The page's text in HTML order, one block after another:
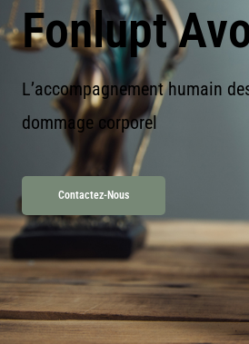
Fonlupt
L’accompagnement humain
dommage corporel
Contactez-Nous